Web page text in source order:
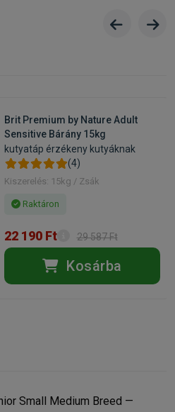
Brit Premium by Nature Adult
Sensitive Bárány 15kg
kutyatáp érzékeny kutyáknak
(4)
Kiszerelés: 15kg / Zsák
Raktáron
22 190 Ft 29 587 Ft
Kosárba
Small Medium Breed —